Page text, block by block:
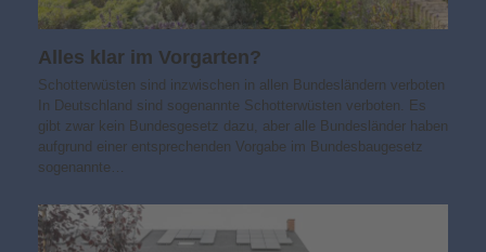
Alles klar im Vorgarten?
Schotterwüsten sind inzwischen in allen Bundesländern verboten
In Deutschland sind sogenannte Schotterwüsten verboten. Es
gibt zwar kein Bundesgesetz dazu, aber alle Bundesländer haben
aufgrund einer entsprechenden Vorgabe im Bundesbaugesetz
sogenannte…